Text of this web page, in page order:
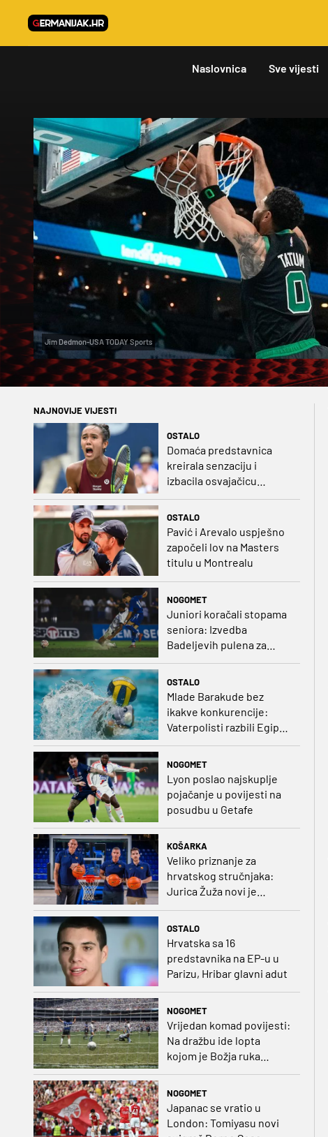
Naslovnica Sve vijesti
Jim Dedmon-USA TODAY Sports
NAJNOVIJE VIJESTI
OSTALO
Domaća predstavnica
kreirala senzaciju i
izbacila osvajačicu
OSTALO
Pavić i Arevalo uspješno
započeli lov na Masters
titulu u Montrealu
NOGOMET
Juniori koračali stopama
seniora: Izvedba
Badeljevih pulena za
čistu peticu protiv
OSTALO
Mlade Barakude bez
ikakve konkurencije:
Vaterpolisti razbili Egipat
za polufinale SP-a!
NOGOMET
Lyon poslao najskuplje
pojačanje u povijesti na
posudbu u Getafe
KOŠARKA
Veliko priznanje za
hrvatskog stručnjaka:
Jurica Žuža novi je
OSTALO
Hrvatska sa 16
predstavnika na EP-u u
Parizu, Hribar glavni adut
NOGOMET
Vrijedan komad povijesti:
Na dražbu ide lopta
kojom je Božja ruka
NOGOMET
Japanac se vratio u
London: Tomiyasu novi